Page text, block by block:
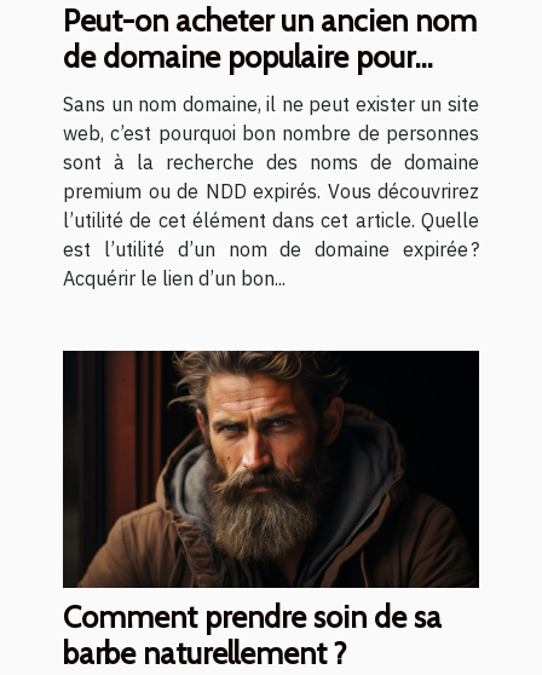
Peut-on acheter un ancien nom
de domaine populaire pour
mettre en place son site web ?
Sans un nom domaine, il ne peut exister un site
web, c’est pourquoi bon nombre de personnes
sont à la recherche des noms de domaine
premium ou de NDD expirés. Vous découvrirez
l’utilité de cet élément dans cet article. Quelle
est l’utilité d’un nom de domaine expirée ?
Acquérir le lien d’un bon...
Comment prendre soin de sa
barbe naturellement ?